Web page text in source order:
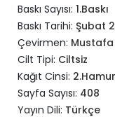
Baskı Sayısı: 1.Baskı
Baskı Tarihi: Şubat
Çevirmen:
Cilt Tipi: Ciltsiz
Kağıt Cinsi: 2.Hamur
Sayfa Sayısı: 408
Yayın Dili: Türkçe